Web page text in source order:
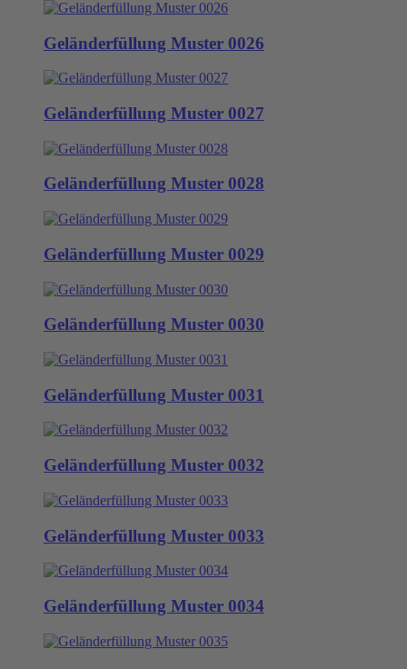
Geländerfüllung Muster 0026
Geländerfüllung Muster 0027
Geländerfüllung Muster 0028
Geländerfüllung Muster 0029
Geländerfüllung Muster 0030
Geländerfüllung Muster 0031
Geländerfüllung Muster 0032
Geländerfüllung Muster 0033
Geländerfüllung Muster 0034